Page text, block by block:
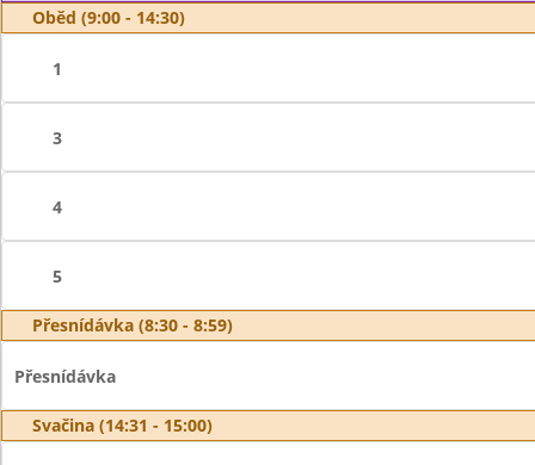
Oběd (9:00 - 14:30)
1
3
4
5
Přesnídávka (8:30 - 8:59)
Přesnídávka
Svačina (14:31 - 15:00)